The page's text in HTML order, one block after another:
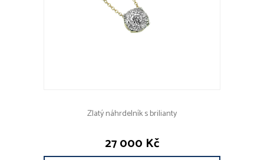
Zlatý náhrdelník s brilianty
27 000 Kč